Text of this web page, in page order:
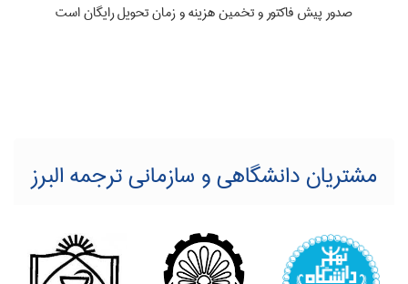
صدور پیش فاکتور و تخمین هزینه و زمان تحویل رایگان است
مشتریان دانشگاهی و سازمانی ترجمه البرز